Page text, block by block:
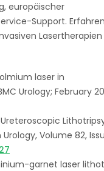
europäischer
Support.
Lasertherapien
laser in
Urology; February
Volume 82,
garnet laser